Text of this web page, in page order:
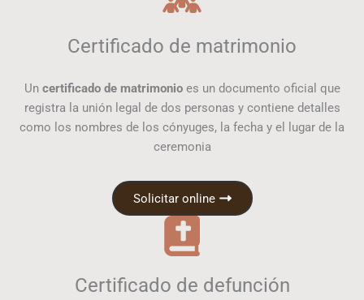
Certificado de matrimonio
Un certificado de matrimonioes un documento oficial que
registra la unión legal de dos personas y contiene detalles
como los nombres de los cónyuges, la fecha y el lugar de la
ceremonia
Solicitar online
Certificado de defunción